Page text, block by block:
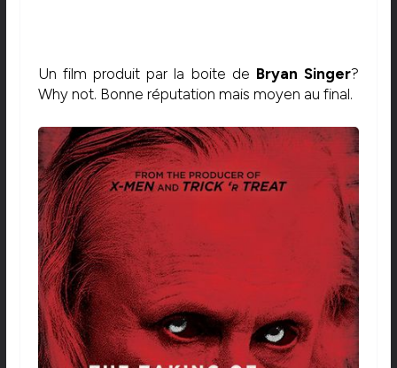
Un film produit par la boite de Bryan Singer?
Why not. Bonne réputation mais moyen au final.